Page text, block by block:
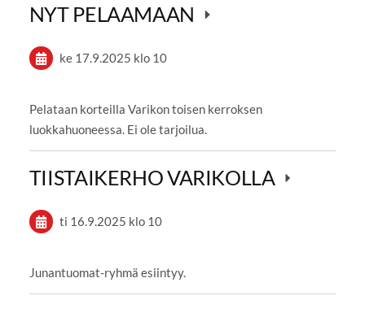
NYT PELAAMAAN
ke 17.9.2025 klo 10
Pelataan korteilla Varikon toisen kerroksen
luokkahuoneessa. Ei ole tarjoilua.
TIISTAIKERHO VARIKOLLA
ti 16.9.2025 klo 10
Junantuomat-ryhmä esiintyy.